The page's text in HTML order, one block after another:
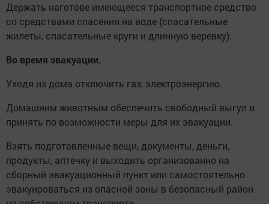
Держать наготове имеющееся транспортное средство
со средствами спасения на воде (спасательные
жилеты, спасательные круги и длинную веревку).
Во время эвакуации.
Уходя из дома отключить газ, электроэнергию.
Домашним животным обеспечить свободный выгул и
принять по возможности меры для их эвакуации.
Взять подготовленные вещи, документы, деньги,
продукты, аптечку и выходить организованно на
сборный эвакуационный пункт или самостоятельно
эвакуироваться из опасной зоны в безопасный район